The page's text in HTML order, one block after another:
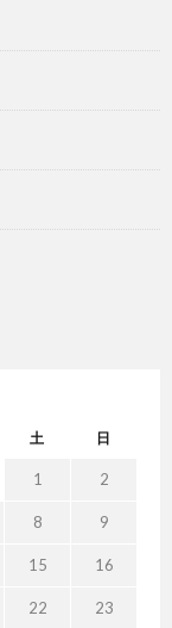
土 日
1 2
8 9
15 16
22 23